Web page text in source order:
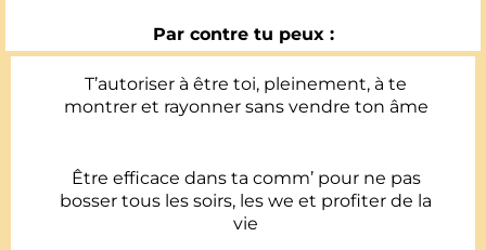
Par contre tu peux :
T’autoriser à être toi, pleinement, à te
montrer et rayonner sans vendre ton âme
Être efficace dans ta comm’ pour ne pas
bosser tous les soirs, les we et profiter de la
vie